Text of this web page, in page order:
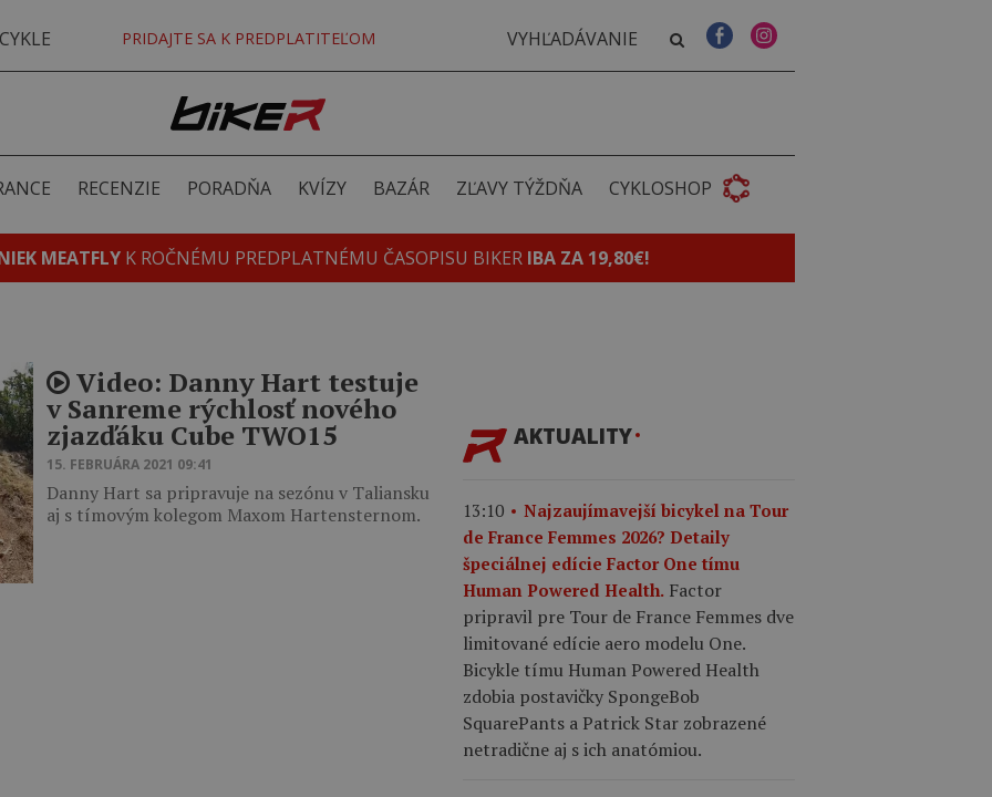
PRIDAJTE SA K PREDPLATITEĽOM
RECENZIE PORADŇA KVÍZY BAZÁR ZĽAVY TÝŽDŇA CYKLOSHOP
MEATFLY K ROČNÉMU PREDPLATNÉMU ČASOPISU BIKER IBA ZA 19,80€!
Video: Danny Hart testuje
v Sanreme rýchlosť nového
zjazďáku Cube TWO15
15. FEBRUÁRA 2021 09:41
Danny Hart sa pripravuje na sezónu v Taliansku
aj s tímovým kolegom Maxom Hartensternom.
AKTUALITY
13:10
Najzaujímavejší bicykel na Tour
de France Femmes 2026? Detaily
špeciálnej edície Factor One tímu
Human Powered Health. Factor
pripravil pre Tour de France Femmes dve
limitované edície aero modelu One.
Bicykle tímu Human Powered Health
zdobia postavičky SpongeBob
SquarePants a Patrick Star zobrazené
netradične aj s ich anatómiou.